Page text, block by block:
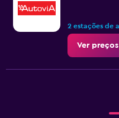
2 estações de
Ver preços